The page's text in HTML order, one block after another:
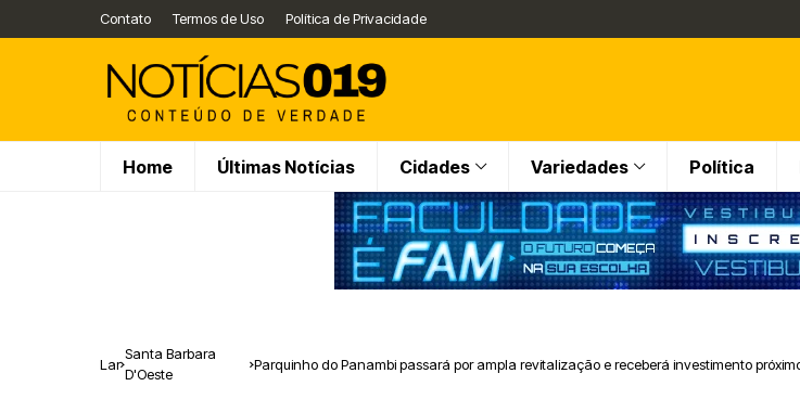
Contato Termos de Uso Política de Privacidade
Home Últimas Notícias Cidades Variedades Política
Lar
Santa Barbara
D'Oeste
Parquinho do Panambi passará por ampla revitalização e receberá investimento